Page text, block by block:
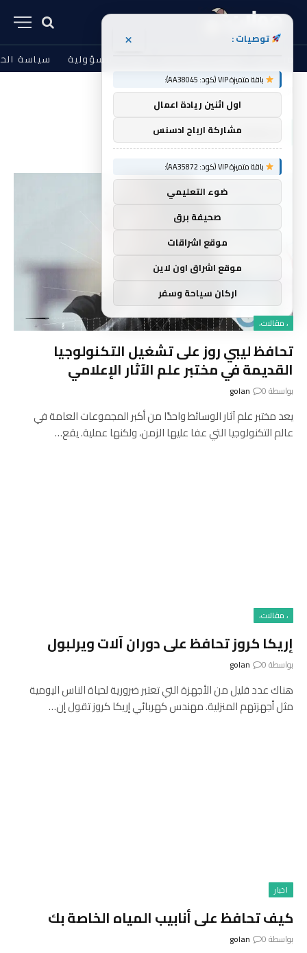
من نحن الشروط والأحكام إخلاء المسؤولية سياسة
الرئيسية » تحافظ
، مقالات،
تحافظ ليبي روز على تشغيل التكنولوجيا
القديمة في مختبر علم الآثار الإعلامي
بواسطة golan 0
يعد مختبر علم آثار الوسائط واحدًا من أكبر المجموعات العامة في
عالم التكنولوجيا التي عفا عليها الزمن، ولكنها عملية. يقع…
، مقالات،
إريكا كروز تحافظ على دوران آلات ويرلبول
بواسطة golan 0
هناك عدد قليل من الأجهزة التي تعتبر ضرورية لحياة الناس اليومية
مثل أجهزتهم المنزلية. مهندس كهربائي إريكا كروز تقول إن…
اخبار
كيف تحافظ على أنابيب المياه الخاصة بك
بواسطة golan 0
توصيات : ×
باقة متميزة VIP (كود: AA38045):
اول اثنين ريادة اعمال
مشاركة ارباح ادسنس
باقة متميزة VIP (كود: AA35872):
ضوء التعليمي
صحيفة برق
موقع اشراقات
موقع اشراق اون لاين
اركان سياحة وسفر